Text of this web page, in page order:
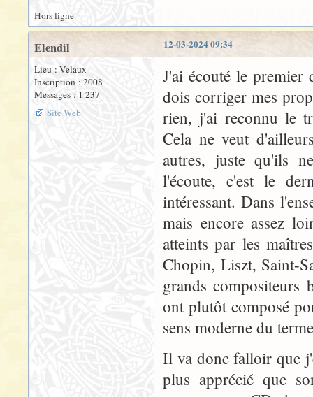
Hors ligne
12-03-2024 09:34
Elendil
Lieu : Velaux
Inscription : 2008
Messages : 1 237
Site Web
J'ai écouté le premier
dois corriger mes
rien, j'ai reconnu le
Cela ne veut
autres, juste qu'ils
l'écoute, c'est le
intéressant. Dans
mais encore assez
atteints par les
Chopin, Liszt, Saint-
grands compositeurs
ont plutôt composé
sens moderne du
Il va donc falloir que
plus apprécié que